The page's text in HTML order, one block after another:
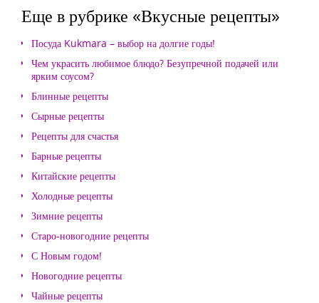
Еще в рубрике «Вкусные рецепты»
Посуда Kukmara – выбор на долгие годы!
Чем украсить любимое блюдо? Безупречной подачей или
ярким соусом?
Блинные рецепты
Сырные рецепты
Рецепты для счастья
Барные рецепты
Китайские рецепты
Холодные рецепты
Зимние рецепты
Старо-новогодние рецепты
С Новым годом!
Новогодние рецепты
Чайные рецепты